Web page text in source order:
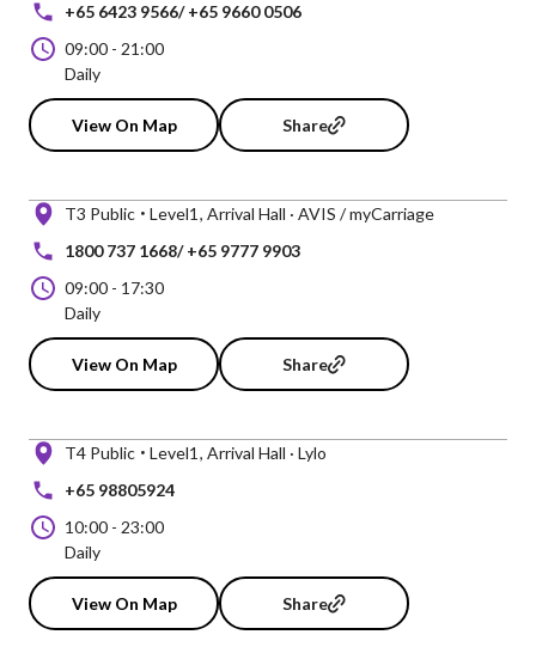
+65 6423 9566/ +65 9660 0506
09:00 - 21:00
Daily
View On Map Share
T3 Public Level1 Arrival Hall · AVIS / myCarriage
1800 737 1668/ +65 9777 9903
09:00 - 17:30
Daily
View On Map Share
T4 Public Level1 Arrival Hall · Lylo
+65 98805924
10:00 - 23:00
Daily
View On Map Share